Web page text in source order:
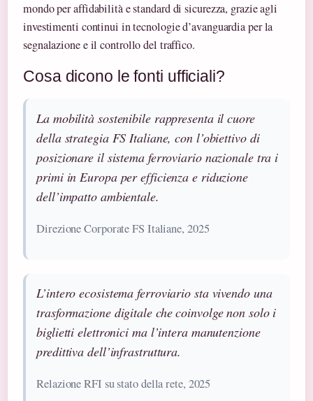
mondo per affidabilità e standard di sicurezza, grazie agli
investimenti continui in tecnologie d’avanguardia per la
segnalazione e il controllo del traffico.
Cosa dicono le fonti ufficiali?
La mobilità sostenibile rappresenta il cuore
della strategia FS Italiane, con l’obiettivo di
posizionare il sistema ferroviario nazionale tra i
primi in Europa per efficienza e riduzione
dell’impatto ambientale.
Direzione Corporate FS Italiane, 2025
L’intero ecosistema ferroviario sta vivendo una
trasformazione digitale che coinvolge non solo i
biglietti elettronici ma l’intera manutenzione
predittiva dell’infrastruttura.
Relazione RFI su stato della rete, 2025